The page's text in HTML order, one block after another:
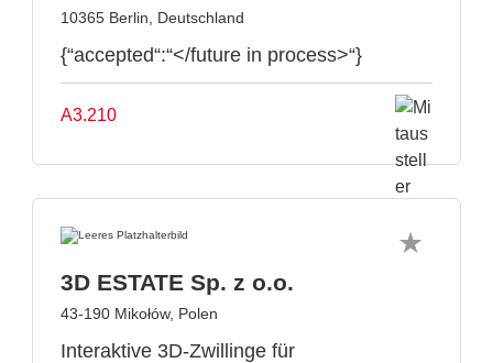
10365 Berlin, Deutschland
{“accepted“:“</future in process>“}
A3.210
3D ESTATE Sp. z o.o.
43-190 Mikołów, Polen
Interaktive 3D-Zwillinge für